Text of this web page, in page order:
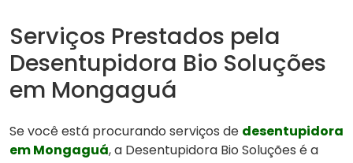
Serviços Prestados pela
Desentupidora Bio Soluções
em Mongaguá
Se você está procurando serviços de desentupidora
em Mongaguá, a Desentupidora Bio Soluções é a